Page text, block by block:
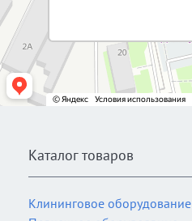
Каталог товаров
Клининговое оборудование